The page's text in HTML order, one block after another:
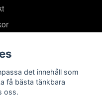
nyhetsbrev
det innehåll som
få bästa tänkbara
oss.